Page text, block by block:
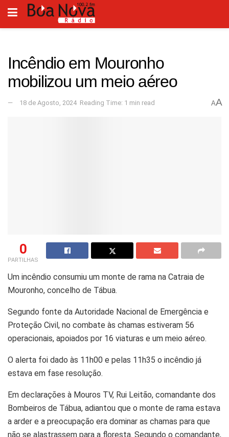
Incêndio em Mouronho
mobilizou um meio aéreo
18 de Agosto, 2024 Reading Time: 1 min read AA
0
PARTILHAS
Um incêndio consumiu um monte de rama na Catraia de
Mouronho, concelho de Tábua.
Segundo fonte da Autoridade Nacional de Emergência e
Proteção Civil, no combate às chamas estiveram 56
operacionais, apoiados por 16 viaturas e um meio aéreo.
O alerta foi dado às 11h00 e pelas 11h35 o incêndio já
estava em fase resolução.
Em declarações à Mouros TV, Rui Leitão, comandante dos
Bombeiros de Tábua, adiantou que o monte de rama estava
a arder e a preocupação era dominar as chamas para que
não se alastrassem para a floresta. Segundo o comandante,